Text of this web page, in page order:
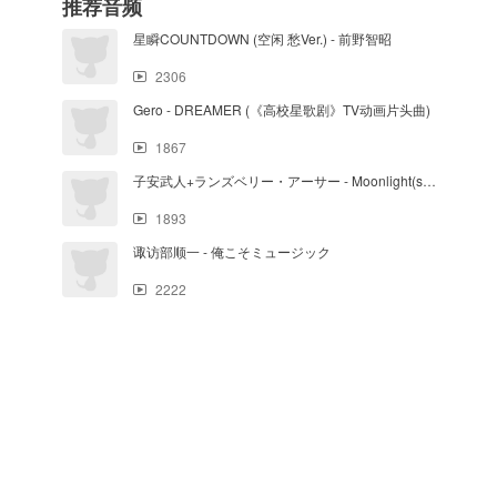
推荐音频
星瞬COUNTDOWN (空闲 愁Ver.) - 前野智昭
2306
Gero - DREAMER (《高校星歌剧》TV动画片头曲)
1867
子安武人+ランズベリー・アーサー - Moonlight(s)_Episode
1893
诹访部顺一 - 俺こそミュージック
2222